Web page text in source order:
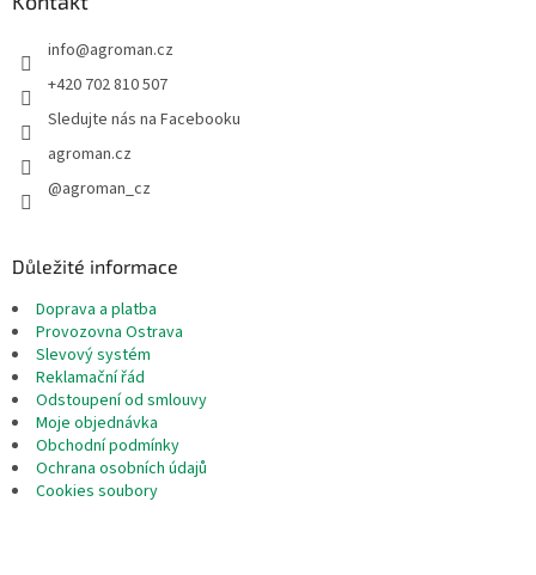
info@agroman.cz
+420 702 810 507
Sledujte nás na Facebooku
agroman.cz
@agroman_cz
Důležité informace
Doprava a platba
Provozovna Ostrava
Slevový systém
Reklamační řád
Odstoupení od smlouvy
Moje objednávka
Obchodní podmínky
Ochrana osobních údajů
Cookies soubory